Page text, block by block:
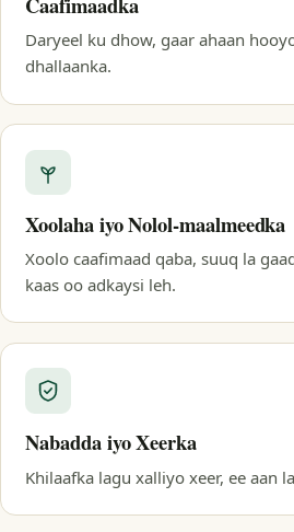
Daryeel ku dhow, gaar ahaan
dhallaanka.
Xoolaha iyo Nolol-maalmeedka
Xoolo caafimaad qaba, suuq la
kaas oo adkaysi leh.
Nabadda iyo Xeerka
Khilaafka lagu xalliyo xeer, ee aan